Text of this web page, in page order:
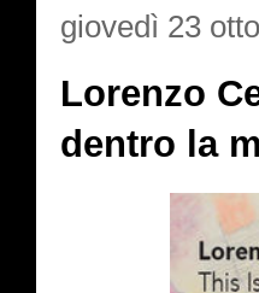
giovedì 23
Lorenzo
dentro la